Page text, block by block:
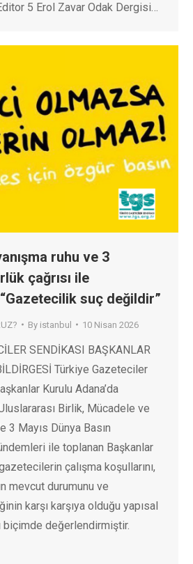
5 Erol Zavar Odak Dergisi…
ruhu ve 3
çağrısı ile
suç değildir”
By istanbul 10 Nisan 2026
SENDİKASI BAŞKANLAR
Türkiye Gazeteciler
Kurulu Adana’da
Birlik, Mücadele ve
3 Mayıs Dünya Basın
ile toplanan Başkanlar
çalışma koşullarını,
mevcut durumunu ve
karşı karşıya olduğu yapısal
biçimde değerlendirmiştir.